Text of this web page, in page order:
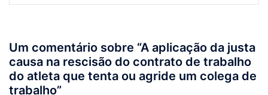
Um comentário sobre “A aplicação da justa
causa na rescisão do contrato de trabalho
do atleta que tenta ou agride um colega de
trabalho”